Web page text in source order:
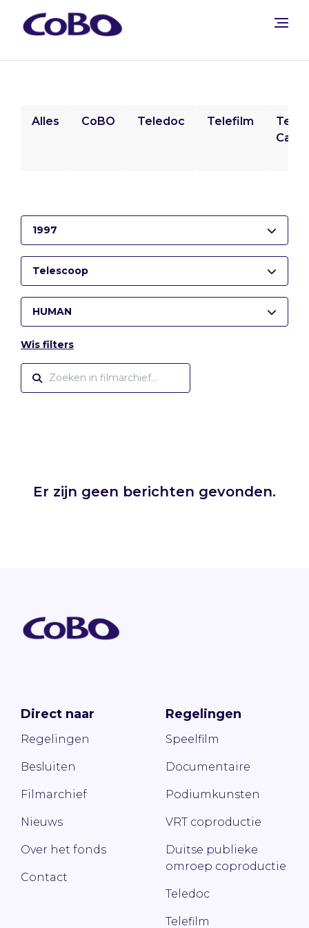
Alles CoBO Teledoc Telefilm
1997
Telescoop
HUMAN
Wis filters
Er zijn geen berichten gevonden.
Direct naar
Regelingen
Besluiten
Filmarchief
Nieuws
Over het fonds
Contact
Regelingen
Speelfilm
Documentaire
Podiumkunsten
VRT coproductie
Duitse publieke
omroep coproductie
Teledoc
Telefilm